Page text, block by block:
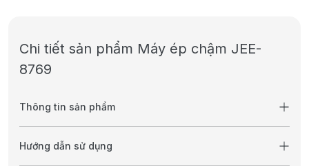
Chi tiết sản phẩm Máy ép chậm JEE-
8769
Thông tin sản phẩm
Hướng dẫn sử dụng